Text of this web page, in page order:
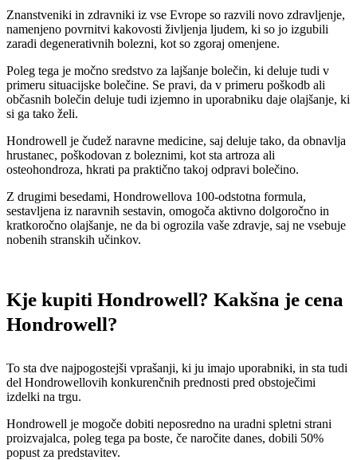
Znanstveniki in zdravniki iz vse Evrope so razvili novo zdravljenje,
namenjeno povrnitvi kakovosti življenja ljudem, ki so jo izgubili
zaradi degenerativnih bolezni, kot so zgoraj omenjene.
Poleg tega je močno sredstvo za lajšanje bolečin, ki deluje tudi v
primeru situacijske bolečine. Se pravi, da v primeru poškodb ali
občasnih bolečin deluje tudi izjemno in uporabniku daje olajšanje, ki
si ga tako želi.
Hondrowell je čudež naravne medicine, saj deluje tako, da obnavlja
hrustanec, poškodovan z boleznimi, kot sta artroza ali
osteohondroza, hkrati pa praktično takoj odpravi bolečino.
Z drugimi besedami, Hondrowellova 100-odstotna formula,
sestavljena iz naravnih sestavin, omogoča aktivno dolgoročno in
kratkoročno olajšanje, ne da bi ogrozila vaše zdravje, saj ne vsebuje
nobenih stranskih učinkov.
Kje kupiti Hondrowell? Kakšna je cena
Hondrowell?
To sta dve najpogostejši vprašanji, ki ju imajo uporabniki, in sta tudi
del Hondrowellovih konkurenčnih prednosti pred obstoječimi
izdelki na trgu.
Hondrowell je mogoče dobiti neposredno na uradni spletni strani
proizvajalca, poleg tega pa boste, če naročite danes, dobili 50%
popust za predstavitev.